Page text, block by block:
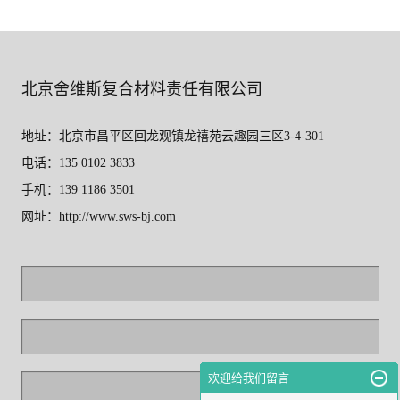
北京舍维斯复合材料责任有限公司
地址：北京市昌平区回龙观镇龙禧苑云趣园三区3-4-301
电话：135 0102 3833
手机：139 1186 3501
网址：http://www.sws-bj.com
欢迎给我们留言